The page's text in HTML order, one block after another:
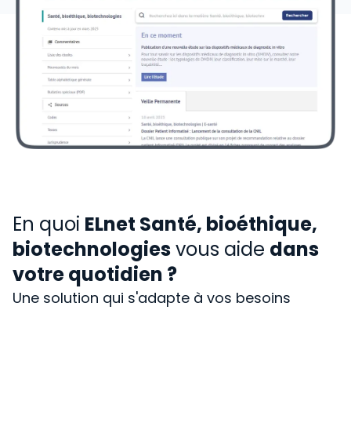
En quoi ELnet Santé, bioéthique,
biotechnologiesvous aide dans
votre quotidien ?
Une solution qui s'adapte à vos besoins